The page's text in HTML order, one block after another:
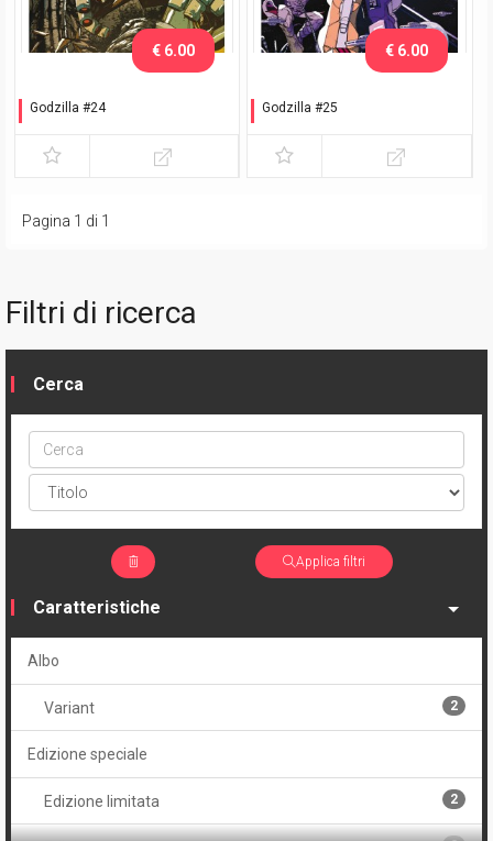
Godzilla #24
€ 6.00
Godzilla #25
€ 6.00
Pagina 1 di 1
Filtri di ricerca
Cerca
Cerca
ptype
Applica filtri
Caratteristiche
Albo
Variant 2
Edizione speciale
Edizione limitata 2